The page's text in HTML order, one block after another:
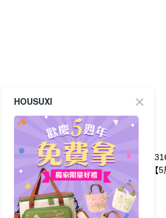
【HOUSUXI】304不
鏽鋼好折湯匙【5周年
慶↘三件75折】
NT$69
【HOUSUXI】
鏽鋼簡約湯匙【5
慶↘三件75折】
NT$130
HOUSUXI